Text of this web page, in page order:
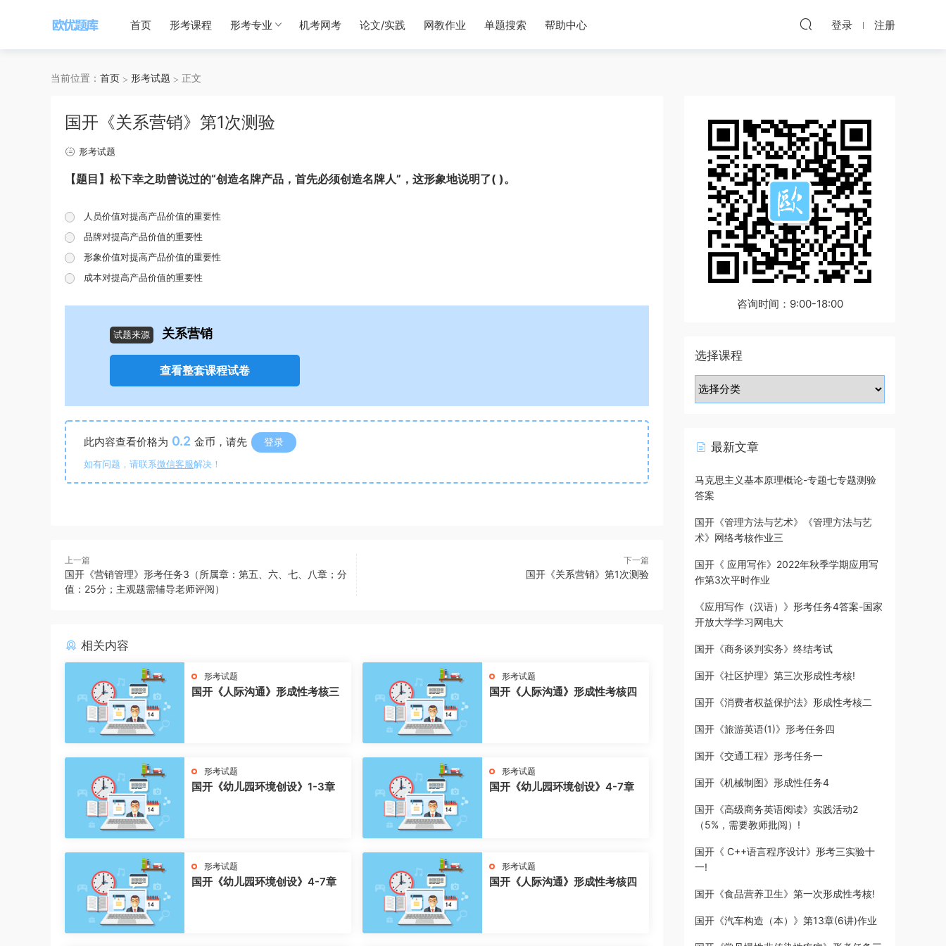
首页 形考课程 形考专业 机考网考 论文/实践 网教作业 单题搜索 帮助中心 登录 注册
当前位置： 首页 形考试题 正文
国开《关系营销》第1次测验
形考试题
【题目】松下幸之助曾说过的“创造名牌产品，首先必须创造名牌人”，这形象地说明了( )。
人员价值对提高产品价值的重要性
品牌对提高产品价值的重要性
形象价值对提高产品价值的重要性
成本对提高产品价值的重要性
试题来源 关系营销
查看整套课程试卷
此内容查看价格为 0.2 金币，请先 登录
如有问题，请联系微信客服解决！
上一篇
国开《营销管理》形考任务3（所属章：第五、六、七、八章；分
值：25分；主观题需辅导老师评阅）
下一篇
国开《关系营销》第1次测验
相关内容
形考试题
国开《人际沟通》形成性考核三
形考试题
国开《人际沟通》形成性考核四
形考试题
国开《幼儿园环境创设》1-3章
形考试题
国开《幼儿园环境创设》4-7章
形考试题
国开《幼儿园环境创设》4-7章
形考试题
国开《人际沟通》形成性考核四
咨询时间：9:00-18:00
选择课程
最新文章
马克思主义基本原理概论-专题七专题测验
答案
国开《管理方法与艺术》《管理方法与艺
术》网络考核作业三
国开《 应用写作》2022年秋季学期应用写
作第3次平时作业
《应用写作（汉语）》形考任务4答案-国家
开放大学学习网电大
国开《商务谈判实务》终结考试
国开《社区护理》第三次形成性考核!
国开《消费者权益保护法》形成性考核二
国开《旅游英语(1)》形考任务四
国开《交通工程》形考任务一
国开《机械制图》形成性任务4
国开《高级商务英语阅读》实践活动2
（5%，需要教师批阅）!
国开《 C++语言程序设计》形考三实验十
一!
国开《食品营养卫生》第一次形成性考核!
国开《汽车构造（本）》第13章(6讲)作业